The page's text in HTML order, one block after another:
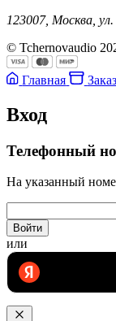
123007, Москва,
© Tchernovaudio
Главная
Вход
Телефонный
На указанный
Войти
или